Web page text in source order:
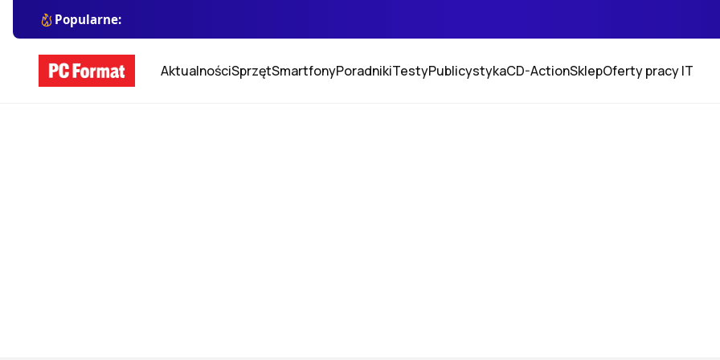
Popularne:
AktualnościSprzętSmartfonyPoradnikiTestyPublicystykaCD-ActionSklepOferty pracy IT